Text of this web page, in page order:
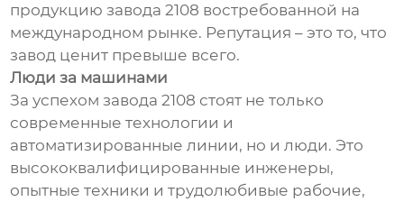
продукцию завода 2108 востребованной на
международном рынке. Репутация – это то, что
завод ценит превыше всего.
Люди за машинами
За успехом завода 2108 стоят не только
современные технологии и
автоматизированные линии, но и люди. Это
высококвалифицированные инженеры,
опытные техники и трудолюбивые рабочие,